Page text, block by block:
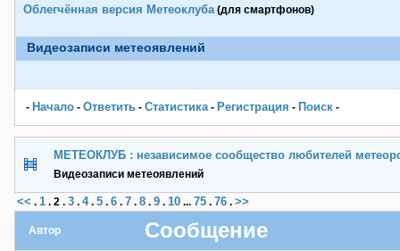
Облегчённая версия Метеоклуба(для смартфонов)
Видеозаписи метеоявлений
- Начало - Ответить - Статистика- Pегистрация - Поиск -
МЕТЕОКЛУБ : независимое сообщество любителей
Видеозаписи метеоявлений
<< . 1 . 2 . 3 . 4. 5 . 6 . 7 . 8 . 9 . 10 ... 75 . 76 . >>
Автор Сообщение